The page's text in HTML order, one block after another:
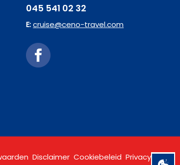
045 541 02 32
E:cruise@ceno-travel.com
Disclaimer Cookiebeleid Privacy